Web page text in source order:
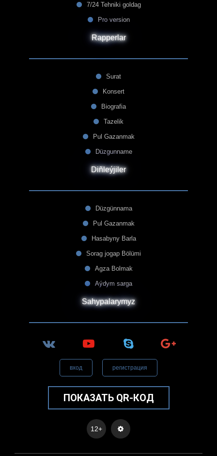
7/24 Tehniki goldag
Pro version
Rapperlar
Surat
Konsert
Biografia
Tazelik
Pul Gazanmak
Düzgunname
Diñleýjiler
Düzgünnama
Pul Gazanmak
Hasabyny Barla
Sorag jogap Bölümi
Agza Bolmak
Aýdym sarga
Sahypalarymyz
вход регистрация
ПОКАЗАТЬ QR-КОД
12+